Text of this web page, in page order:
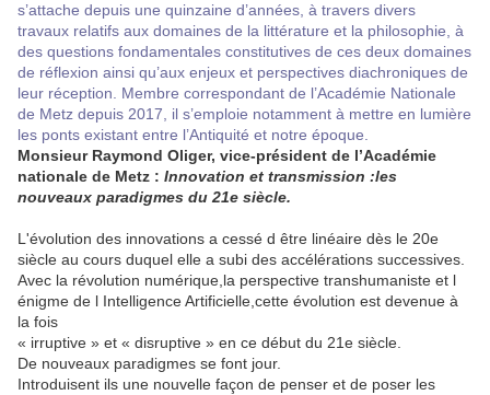
s’attache depuis une quinzaine d’années, à travers divers
travaux relatifs aux domaines de la littérature et la philosophie, à
des questions fondamentales constitutives de ces deux domaines
de réflexion ainsi qu’aux enjeux et perspectives diachroniques de
leur réception. Membre correspondant de l’Académie Nationale
de Metz depuis 2017, il s’emploie notamment à mettre en lumière
les ponts existant entre l’Antiquité et notre époque.
Monsieur Raymond Oliger, vice-président de l’Académie
nationale de Metz : Innovation et transmission :les
nouveaux paradigmes du 21e siècle.
L'évolution des innovations a cessé d être linéaire dès le 20e
siècle au cours duquel elle a subi des accélérations successives.
Avec la révolution numérique,la perspective transhumaniste et l
énigme de l Intelligence Artificielle,cette évolution est devenue à
la fois
« irruptive » et « disruptive » en ce début du 21e siècle.
De nouveaux paradigmes se font jour.
Introduisent ils une nouvelle façon de penser et de poser les